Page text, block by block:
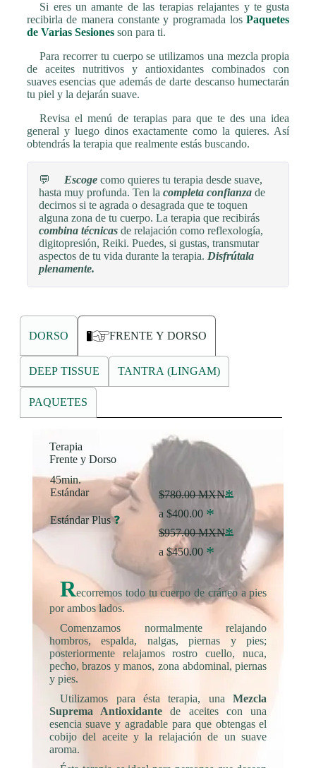
Si eres un amante de las terapias relajantes y te gusta
recibirla de manera constante y programada losPaquetes
de Varias Sesionesson para ti.
Para recorrer tu cuerpo se utilizamos una mezcla propia
de aceites nutritivos y antioxidantes combinados con
suaves esencias que además de darte descanso humectarán
tu piel y la dejarán suave.
Revisa el menú de terapias para que te des una idea
general y luego dinos exactamente como la quieres. Así
obtendrás la terapia que realmente estás buscando.
💬 Escogecomo quieres tu terapia desde suave,
hasta muy profunda. Ten la completa confianzade
decirnos si te agrada o desagrada que te toquen
alguna zona de tu cuerpo. La terapia que recibirás
combina técnicasde relajación como reflexología,
digitopresión, Reiki. Puedes, si gustas, transmutar
aspectos de tu vida durante la terapia. Disfrútala
plenamente.
DORSO FRENTE Y DORSO
DEEP TISSUE TANTRA (LINGAM)
PAQUETES
Terapia
Frente y Dorso
45min.
Estándar
Estándar Plus❓
$780.00 MXN*
a $400.00 *
$957.00 MXN*
a $450.00 *
Recorremos todo tu cuerpo de cráneo a pies
por ambos lados.
Comenzamos normalmente relajando
hombros, espalda, nalgas, piernas y pies;
posteriormente relajamos rostro cuello, nuca,
pecho, brazos y manos, zona abdominal, piernas
y pies.
Utilizamos para ésta terapia, unaMezcla
Suprema Antioxidantede aceites con una
esencia suave y agradable para que obtengas el
cobijo del aceite y la relajación de un suave
aroma.